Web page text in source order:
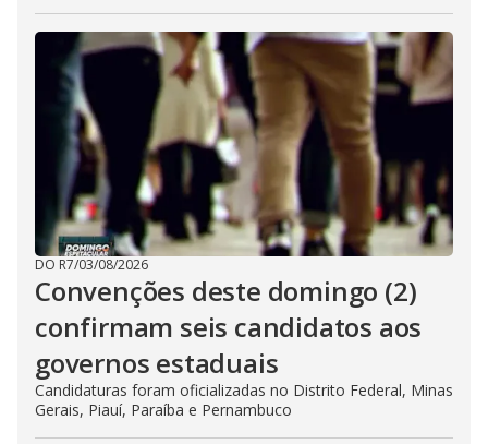
DO R7/03/08/2026
Convenções deste domingo (2)
confirmam seis candidatos aos
governos estaduais
Candidaturas foram oficializadas no Distrito Federal, Minas
Gerais, Piauí, Paraíba e Pernambuco